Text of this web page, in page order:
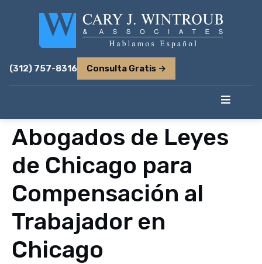
(312) 757-8316 Consulta Gratis →
Abogados de Leyes
de Chicago para
Compensación al
Trabajador en
Chicago